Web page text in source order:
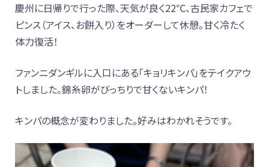
慶州に日帰りで行った際、天気が良く22℃、古民家カフェで
ピンス（アイス、お餅入り）をオーダーして休憩。甘く冷たく
体力復活！
ファンニダンギルに入口にある「キョリキンパ」をテイクアウ
トしました。錦糸卵がびっちりで甘くないキンパ！
キンパの概念が変わりました。好みはわかれそうです。